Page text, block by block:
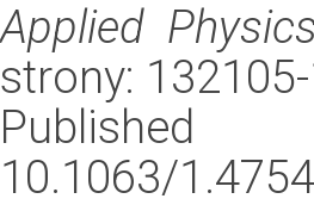
Applied
strony:
Published
10.1063/